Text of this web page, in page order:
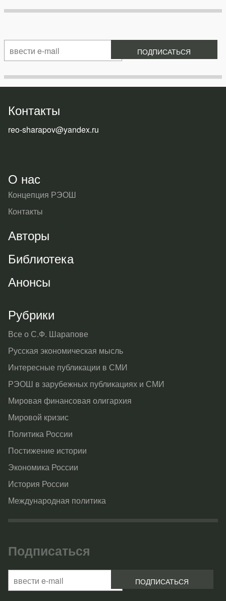
Контакты
reo-sharapov@yandex.ru
О нас
Концепция РЭОШ
Контакты
Авторы
Библиотека
Анонсы
Рубрики
Все о С.Ф. Шарапове
Русская экономическая мысль
Интересные публикации в СМИ
РЭОШ в зарубежных публикациях и СМИ
Мировая финансовая олигархия
Мировой кризис
Политика России
Постижение истории
Экономика России
История России
Международная политика
Подписаться